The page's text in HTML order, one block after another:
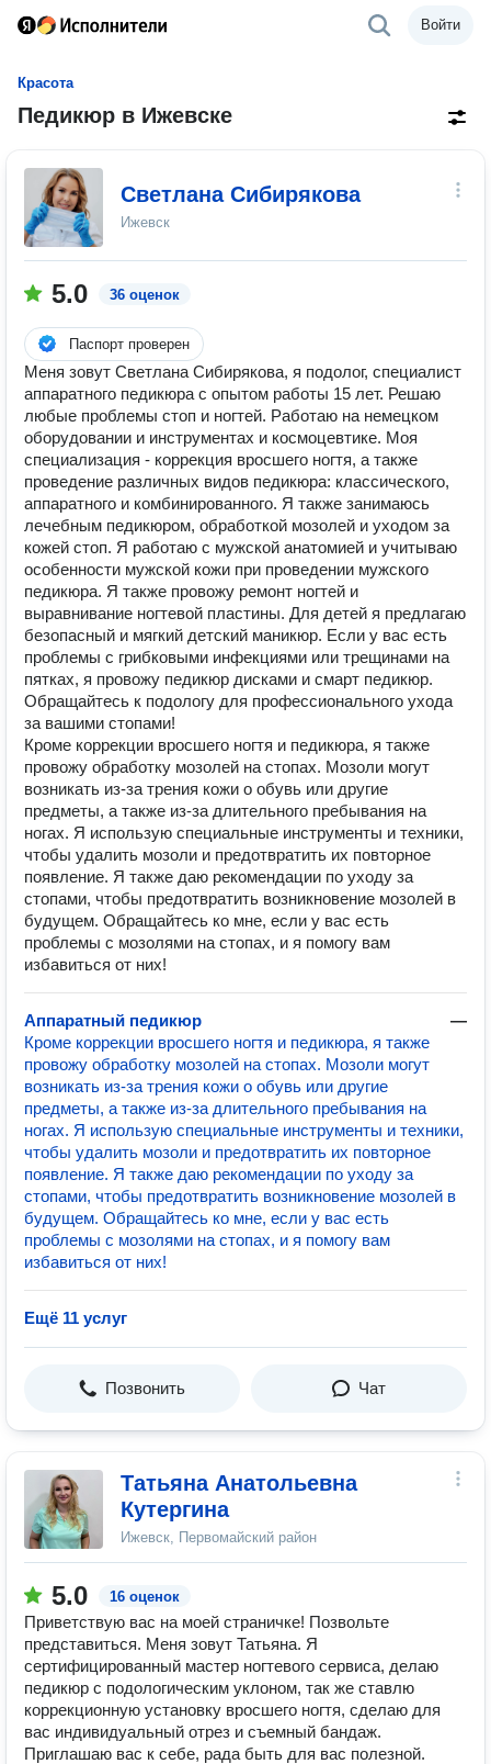
Войти
Красота
Педикюр в Ижевске
Светлана Сибирякова
Ижевск
5.0 36 оценок
Паспорт проверен
Меня зовут Светлана Сибирякова, я подолог, специалист
аппаратного педикюра с опытом работы 15 лет. Решаю
любые проблемы стоп и ногтей. Работаю на немецком
оборудовании и инструментах и космоцевтике. Моя
специализация - коррекция вросшего ногтя, а также
проведение различных видов педикюра: классического,
аппаратного и комбинированного. Я также занимаюсь
лечебным педикюром, обработкой мозолей и уходом за
кожей стоп. Я работаю с мужской анатомией и учитываю
особенности мужской кожи при проведении мужского
педикюра. Я также провожу ремонт ногтей и
выравнивание ногтевой пластины. Для детей я предлагаю
безопасный и мягкий детский маникюр. Если у вас есть
проблемы с грибковыми инфекциями или трещинами на
пятках, я провожу педикюр дисками и смарт педикюр.
Обращайтесь к подологу для профессионального ухода
за вашими стопами!
Кроме коррекции вросшего ногтя и педикюра, я также
провожу обработку мозолей на стопах. Мозоли могут
возникать из-за трения кожи о обувь или другие
предметы, а также из-за длительного пребывания на
ногах. Я использую специальные инструменты и техники,
чтобы удалить мозоли и предотвратить их повторное
появление. Я также даю рекомендации по уходу за
стопами, чтобы предотвратить возникновение мозолей в
будущем. Обращайтесь ко мне, если у вас есть
проблемы с мозолями на стопах, и я помогу вам
избавиться от них!
Аппаратный педикюр
—
Кроме коррекции вросшего ногтя и педикюра, я также
провожу обработку мозолей на стопах. Мозоли могут
возникать из-за трения кожи о обувь или другие
предметы, а также из-за длительного пребывания на
ногах. Я использую специальные инструменты и техники,
чтобы удалить мозоли и предотвратить их повторное
появление. Я также даю рекомендации по уходу за
стопами, чтобы предотвратить возникновение мозолей в
будущем. Обращайтесь ко мне, если у вас есть
проблемы с мозолями на стопах, и я помогу вам
избавиться от них!
Ещё 11 услуг
Позвонить Чат
Татьяна Анатольевна
Кутергина
Ижевск, Первомайский район
5.0 16 оценок
Приветствую вас на моей страничке! Позвольте
представиться. Меня зовут Татьяна. Я
сертифицированный мастер ногтевого сервиса, делаю
педикюр с подологическим уклоном, так же ставлю
коррекционную установку вросшего ногтя, сделаю для
вас индивидуальный отрез и съемный бандаж.
Приглашаю вас к себе, рада быть для вас полезной.